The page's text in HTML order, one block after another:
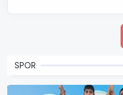
SPOR